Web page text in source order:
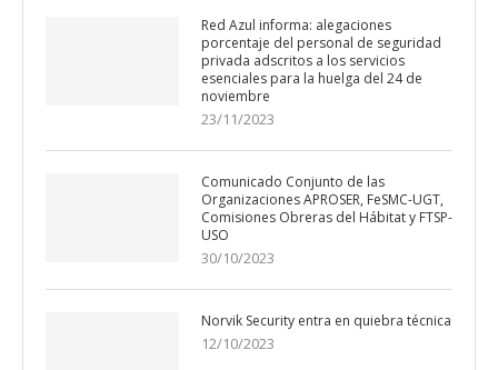
Red Azul informa: alegaciones
porcentaje del personal de seguridad
privada adscritos a los servicios
esenciales para la huelga del 24 de
noviembre
23/11/2023
Comunicado Conjunto de las
Organizaciones APROSER, FeSMC-UGT,
Comisiones Obreras del Hábitat y FTSP-
USO
30/10/2023
Norvik Security entra en quiebra técnica
12/10/2023